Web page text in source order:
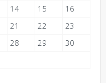
14 15
16
21 22
23
28 29
30